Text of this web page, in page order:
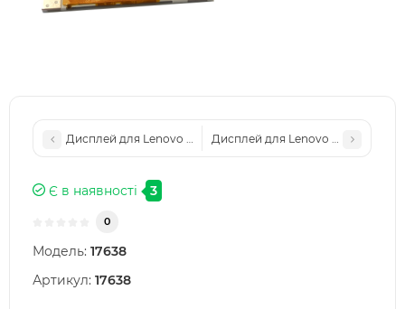
Дисплей для Lenovo A520, A700 (Model: YT40F08J0-GR)
Дисплей для Lenovo A5800D
Є в наявності 3
0
Модель: 17638
Артикул: 17638